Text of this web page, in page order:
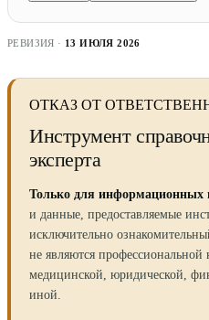
РЕВИЗИЯ · 13 ИЮЛЯ 2026
ОТКАЗ ОТ
Инструмент
эксперта
Только для информационных
и данные, предоставляемые
исключительно
не являются профессиональной
медицинской, юридической,
иной.